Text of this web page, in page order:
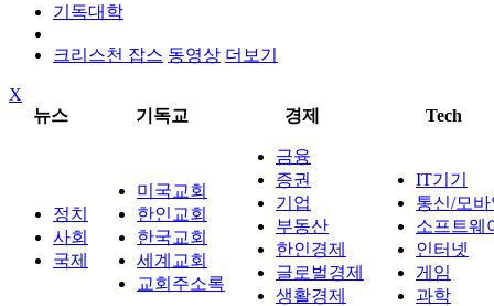
기독대학
크리스천 잡스 동영상 더보기
X
뉴스
기독교 경제 Tech
정치
사회
국제
미국교회
한인교회
한국교회
세계교회
교회주소록
금융
증권
기업
부동산
한인경제
글로벌경제
생활경제
IT기기
통신/모
소프트웨
인터넷
게임
과학